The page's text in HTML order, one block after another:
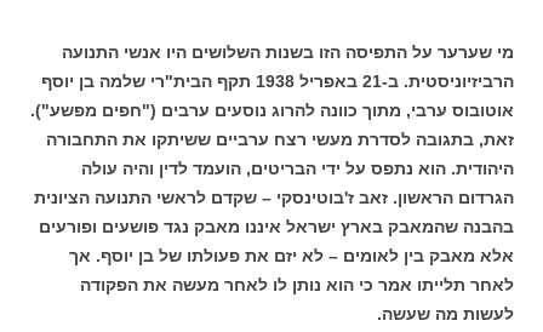
מי שערער על התפיסה הזו בשנות השלושים היו אנשי התנועה
הרביזיוניסטית. ב-21 באפריל 1938 תקף הבית"רי שלמה בן יוסף
אוטובוס ערבי, מתוך כוונה להרוג נוסעים ערבים ("חפים מפשע").
זאת, בתגובה לסדרת מעשי רצח ערביים ששיתקו את התחבורה
היהודית. הוא נתפס על ידי הבריטים, הועמד לדין והיה עולה
הגרדום הראשון. זאב ז'בוטינסקי – שקדם לראשי התנועה הציונית
בהבנה שהמאבק בארץ ישראל איננו מאבק נגד פושעים ופורעים
אלא מאבק בין לאומים – לא יזם את פעולתו של בן יוסף. אך
לאחר תלייתו אמר כי הוא נותן לו לאחר מעשה את הפקודה
לעשות מה שעשה.